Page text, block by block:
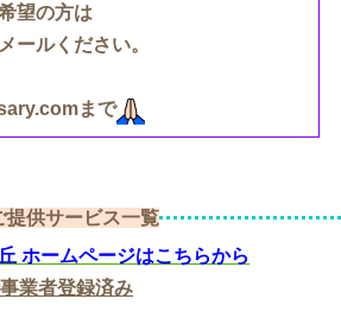
望の方は
ールください。
まで
提供サービス一覧
ホームページはこちらから
業者登録済み